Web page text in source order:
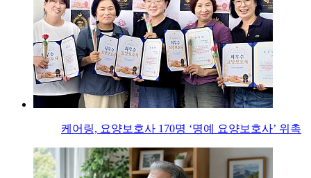
케어링, 요양보호사 170명 ‘명예 요양보호사’ 위촉